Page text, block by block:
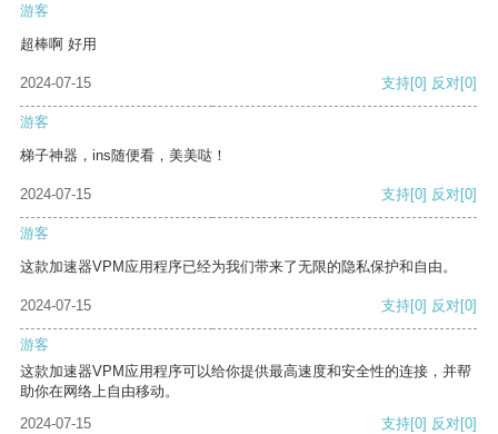
游客
超棒啊 好用
2024-07-15 支持[0] 反对[0]
游客
梯子神器，ins随便看，美美哒！
2024-07-15 支持[0] 反对[0]
游客
这款加速器VPM应用程序已经为我们带来了无限的隐私保护和自由。
2024-07-15 支持[0] 反对[0]
游客
这款加速器VPM应用程序可以给你提供最高速度和安全性的连接，并帮
助你在网络上自由移动。
2024-07-15
支持[0] 反对[0]